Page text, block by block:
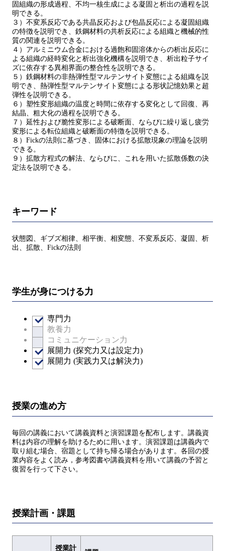
固組織の形成過程、不均一核生成による凝固と析出の過程を説
明できる。
３）不変系反応である共晶反応および包晶反応による凝固組織
の特徴を説明でき、鉄鋼材料の共析反応による組織と機械的性
質の関連を説明できる。
４）アルミニウム合金における過飽和固溶体からの析出反応に
よる組織の経時変化と析出強化機構を説明でき、析出粒子サイ
ズに依存する異相界面の整合性を説明できる。
５）鉄鋼材料の非熱弾性型マルテンサイト変態による組織を説
明でき、熱弾性型マルテンサイト変態による形状記憶効果と超
弾性を説明できる。
６）塑性変形組織の温度と時間に依存する変化として回復、再
結晶、粗大化の過程を説明できる。
７）延性および脆性変形による破断面、ならびに繰り返し疲労
変形による転位組織と破断面の特徴を説明できる。
８）Fickの法則に基づき、固体における拡散現象の理論を説明
できる。
９）拡散方程式の解法、ならびに、これを用いた拡散係数の決
定法を説明できる。
キーワード
状態図、ギブズ相律、相平衡、相変態、不変系反応、凝固、析
出、拡散、Fickの法則
学生が身につける力
専門力
教養力
コミュニケーション力
展開力 (探究力又は設定力)
展開力 (実践力又は解決力)
授業の進め方
毎回の講義において講義資料と演習課題を配布します。講義資
料は内容の理解を助けるために用います。演習課題は講義内で
取り組む場合、宿題として持ち帰る場合があります。各回の授
業内容をよく読み，参考図書や講義資料を用いて講義の予習と
復習を行って下さい。
授業計画・課題
授業計